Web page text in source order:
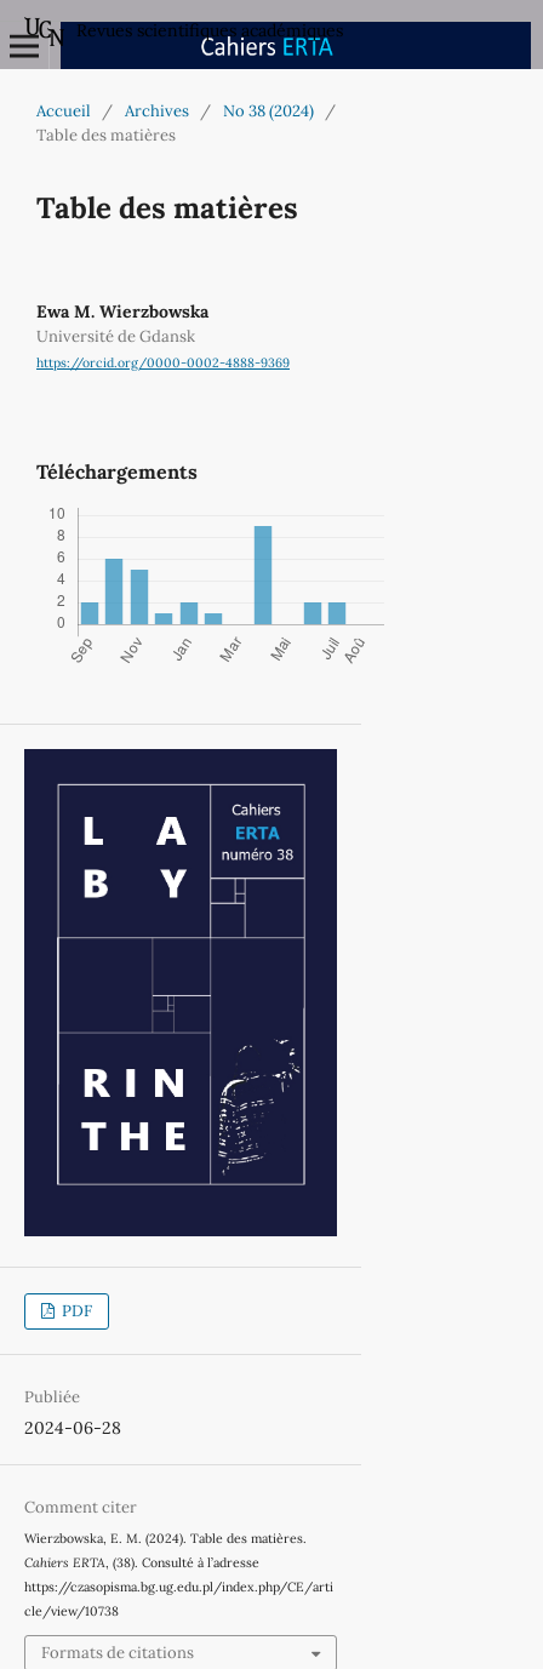
Revues scientifiques académiques
Accueil / Archives / No 38 (2024)
/
Table des matières
Table des matières
Ewa M. Wierzbowska
Université de Gdansk
https://orcid.org/0000-0002-4888-9369
Téléchargements
PDF
Publiée
2024-06-28
Comment citer
Wierzbowska, E. M. (2024). Table des matières.
Cahiers ERTA , (38). Consulté à l’adresse
https://czasopisma.bg.ug.edu.pl/index.php/CE/arti
cle/view/10738
Formats de citations